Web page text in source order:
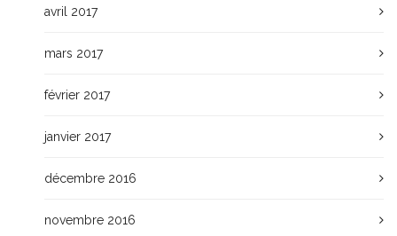
avril 2017
mars 2017
février 2017
janvier 2017
décembre 2016
novembre 2016